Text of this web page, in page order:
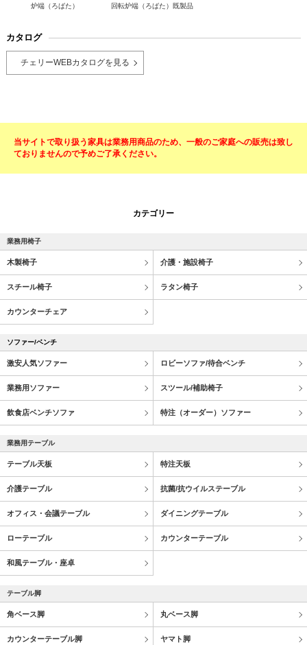
炉端（ろばた） 回転炉端（ろばた）既製品
カタログ
チェリーWEBカタログを見る
当サイトで取り扱う家具は業務用商品のため、一般のご家庭への販売は致し
ておりませんので予めご了承ください。
カテゴリー
業務用椅子
木製椅子 介護・施設椅子
スチール椅子 ラタン椅子
カウンターチェア
ソファー/ベンチ
激安人気ソファー ロビーソファ/待合ベンチ
業務用ソファー スツール/補助椅子
飲食店ベンチソファ 特注（オーダー）ソファー
業務用テーブル
テーブル天板 特注天板
介護テーブル 抗菌/抗ウイルステーブル
オフィス・会議テーブル ダイニングテーブル
ローテーブル カウンターテーブル
和風テーブル・座卓
テーブル脚
角ベース脚 丸ベース脚
カウンターテーブル脚 ヤマト脚